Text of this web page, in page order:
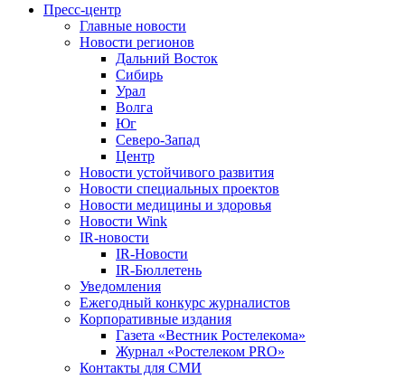
Пресс-центр
Главные новости
Новости регионов
Дальний Восток
Сибирь
Урал
Волга
Юг
Северо-Запад
Центр
Новости устойчивого развития
Новости специальных проектов
Новости медицины и здоровья
Новости Wink
IR-новости
IR-Новости
IR-Бюллетень
Уведомления
Ежегодный конкурс журналистов
Корпоративные издания
Газета «Вестник Ростелекома»
Журнал «Ростелеком PRO»
Контакты для СМИ